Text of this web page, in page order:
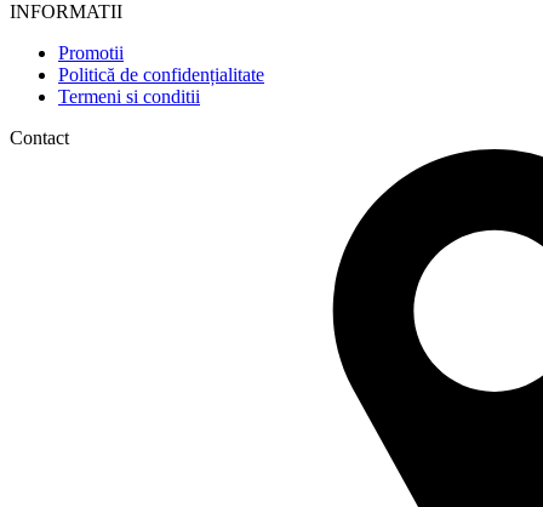
INFORMATII
Promotii
Politică de confidențialitate
Termeni si conditii
Contact